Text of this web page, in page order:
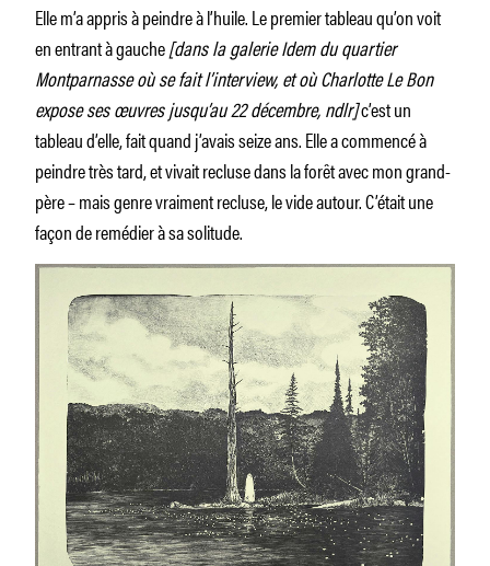
Elle m’a appris à peindre à l’huile. Le premier tableau qu’on voit
en entrant à gauche[dans la galerie Idem du quartier
Montparnasse où se fait l’interview, et où Charlotte Le Bon
expose ses œuvres jusqu’au 22 décembre, ndlr]c’est un
tableau d’elle, fait quand j’avais seize ans. Elle a commencé à
peindre très tard, et vivait recluse dans la forêt avec mon grand-
père – mais genre vraiment recluse, le vide autour. C’était une
façon de remédier à sa solitude.